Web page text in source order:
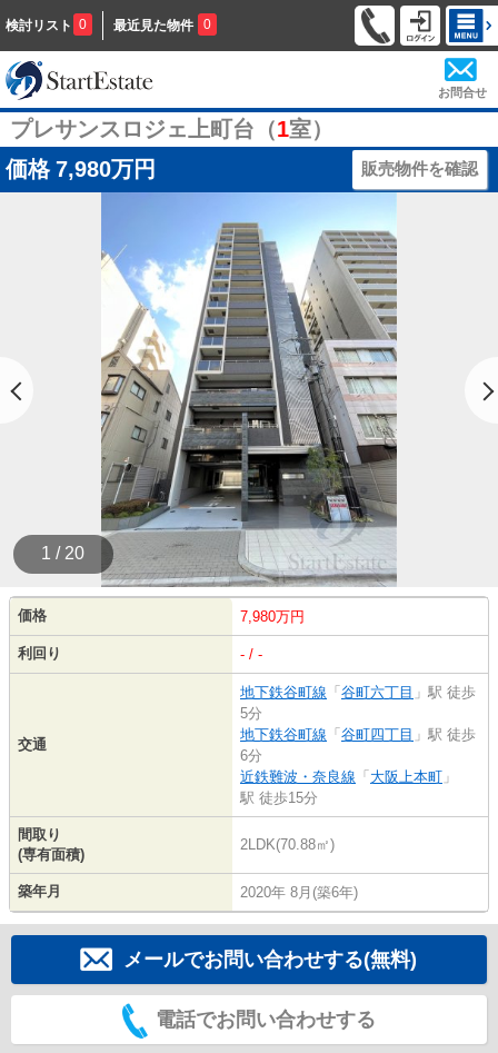
検討リスト 0 最近見た物件 0
お問合せ
プレサンスロジェ上町台（1室）
価格 7,980万円 販売物件を確認
1 / 20
価格 7,980万円
利回り - / -
交通
地下鉄谷町線 「 谷町六丁目 」駅 徒歩
5分
地下鉄谷町線 「 谷町四丁目 」駅 徒歩
6分
近鉄難波・奈良線 「 大阪上本町 」
駅 徒歩15分
間取り
(専有面積)
2LDK(70.88㎡)
築年月 2020年 8月(築6年)
メールでお問い合わせする(無料)
電話でお問い合わせする